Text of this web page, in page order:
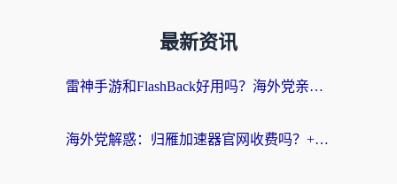
最新资讯
雷神手游和FlashBack好用吗？海外党亲测指南，避开破解版坑轻松访问国内资源
海外党解惑：归雁加速器官网收费吗？+3个回国加速问题的真实答案